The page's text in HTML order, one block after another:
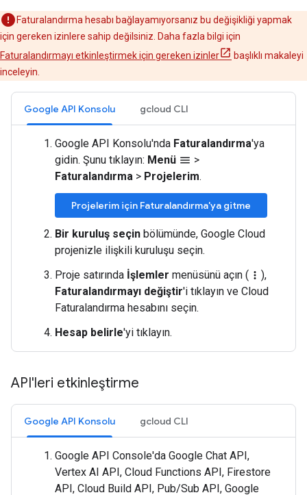
Faturalandırma hesabı bağlayamıyorsanız bu değişikliği yapmak
için gereken izinlere sahip değilsiniz. Daha fazla bilgi için
Faturalandırmayı etkinleştirmek için gereken izinler
başlıklı makaleyi
inceleyin.
Google API Konsolu gcloud CLI
Google API Konsolu'nda Faturalandırma'ya
gidin. Şunu tıklayın: Menü menu >
Faturalandırma > Projelerim.
Projelerim için Faturalandırma'ya gitme
Bir kuruluş seçin bölümünde, Google Cloud
projenizle ilişkili kuruluşu seçin.
Proje satırında İşlemler menüsünü açın ( more_vert ),
Faturalandırmayı değiştir'i tıklayın ve Cloud
Faturalandırma hesabını seçin.
Hesap belirle'yi tıklayın.
API'leri etkinleştirme
Google API Konsolu gcloud CLI
Google API Console'da Google Chat API,
Vertex AI API, Cloud Functions API, Firestore
API, Cloud Build API, Pub/Sub API, Google